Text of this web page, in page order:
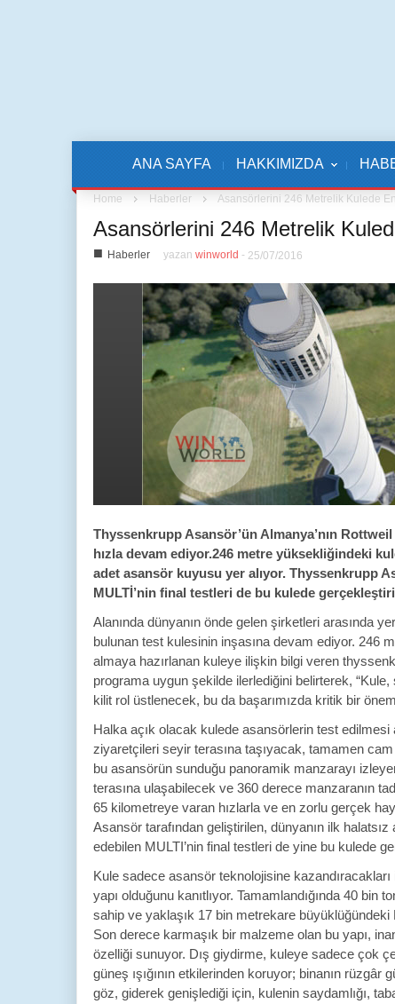
ANA SAYFA HAKKIMIZDA
Home Haberler Asansörlerini 246 Metrelik Kulede
Asansörlerini 246 Metrelik
■ Haberler yazan winworld - 25/07/2016
Thyssenkrupp Asansör’ün Almanya’nın
hızla devam ediyor.246 metre yüksekliğindeki
adet asansör kuyusu yer alıyor. Thyssenkrupp
MULTİ’nin final testleri de bu kulede
Alanında dünyanın önde gelen şirketleri arasında
bulunan test kulesinin inşasına devam ediyor. 246
almaya hazırlanan kuleye ilişkin bilgi veren
programa uygun şekilde ilerlediğini belirterek,
kilit rol üstlenecek, bu da başarımızda kritik bir
Halka açık olacak kulede asansörlerin test edilmesi
ziyaretçileri seyir terasına taşıyacak, tamamen
bu asansörün sunduğu panoramik manzarayı
terasına ulaşabilecek ve 360 derece manzaranın
65 kilometreye varan hızlarla ve en zorlu gerçek
Asansör tarafından geliştirilen, dünyanın ilk
edebilen MULTI’nin final testleri de yine bu kulede
Kule sadece asansör teknolojisine
yapı olduğunu kanıtlıyor. Tamamlandığında 40 bin
sahip ve yaklaşık 17 bin metrekare büyüklüğündeki
Son derece karmaşık bir malzeme olan bu yapı,
özelliği sunuyor. Dış giydirme, kuleye sadece çok
güneş ışığının etkilerinden koruyor; binanın rüzgâr
göz, giderek genişlediği için, kulenin saydamlığı,